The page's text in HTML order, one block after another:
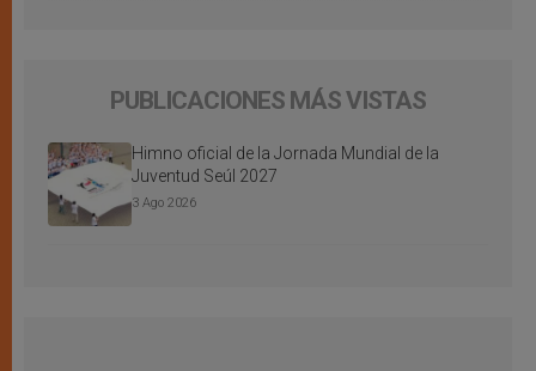
PUBLICACIONES MÁS VISTAS
Himno oficial de la Jornada Mundial de la
Juventud Seúl 2027
3 Ago 2026